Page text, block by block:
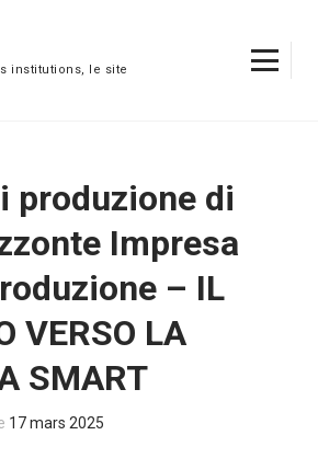
institutions, le site
produzione di
Impresa
– IL
VERSO LA
SMART
17 mars 2025